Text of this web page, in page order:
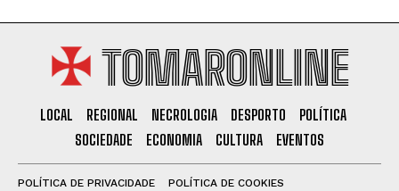
TOMARONLINE
LOCAL REGIONAL NECROLOGIA DESPORTO
POLÍTICA
SOCIEDADE
ECONOMIA CULTURA EVENTOS
POLÍTICA DE PRIVACIDADE
POLÍTICA DE COOKIES